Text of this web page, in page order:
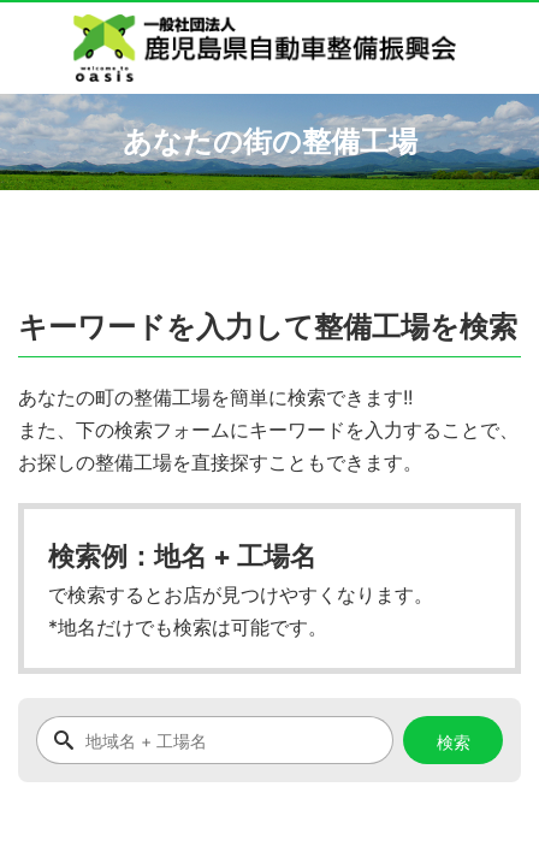
あなたの街の整備工場
キーワードを入力して整備工場を検索
あなたの町の整備工場を簡単に検索できます!!
また、下の検索フォームにキーワードを入力することで、
お探しの整備工場を直接探すこともできます。
検索例：地名 + 工場名
で検索するとお店が見つけやすくなります。
*地名だけでも検索は可能です。